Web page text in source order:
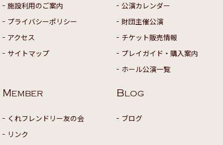
施設利用のご案内
プライバシーポリシー
アクセス
サイトマップ
公演カレンダー
財団主催公演
チケット販売情報
プレイガイド・購入案内
ホール公演一覧
MEMBER
くれフレンドリー友の会
リンク
BLOG
ブログ